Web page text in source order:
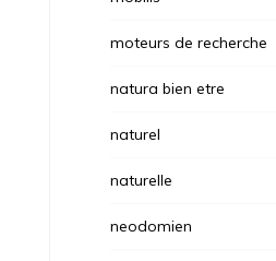
moteurs de recherche
natura bien etre
naturel
naturelle
neodomien